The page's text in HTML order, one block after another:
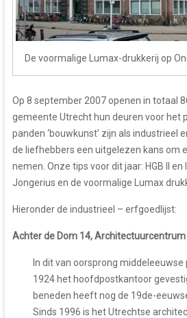
De voormalige Lumax-drukkerij op
Op 8 september 2007 openen in totaal
gemeente Utrecht hun deuren voor het
panden ‘bouwkunst’ zijn als industrieel
de liefhebbers een uitgelezen kans om
nemen. Onze tips voor dit jaar: HGB II en
Jongerius en de voormalige Lumax
Hieronder de industrieel – erfgoedlijst:
Achter de Dom 14,
In dit van oorsprong
1924 het hoofdpostkantoor
beneden heeft nog de 19de-
Sinds 1996 is het Utrechtse